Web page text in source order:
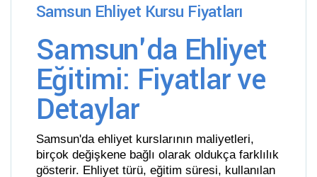
Samsun Ehliyet Kursu Fiyatları
Samsun'da Ehliyet
Eğitimi: Fiyatlar ve
Detaylar
Samsun'da ehliyet kurslarının maliyetleri,
birçok değişkene bağlı olarak oldukça farklılık
gösterir. Ehliyet türü, eğitim süresi, kullanılan